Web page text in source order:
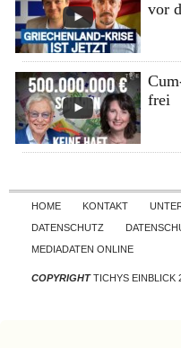
vor
frei
HOME KONTAKT
DATENSCHUTZ
MEDIADATEN ONLINE
COPYRIGHTTICHYS EINBLICK